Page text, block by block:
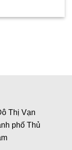
Thị Vạn
phố Thủ